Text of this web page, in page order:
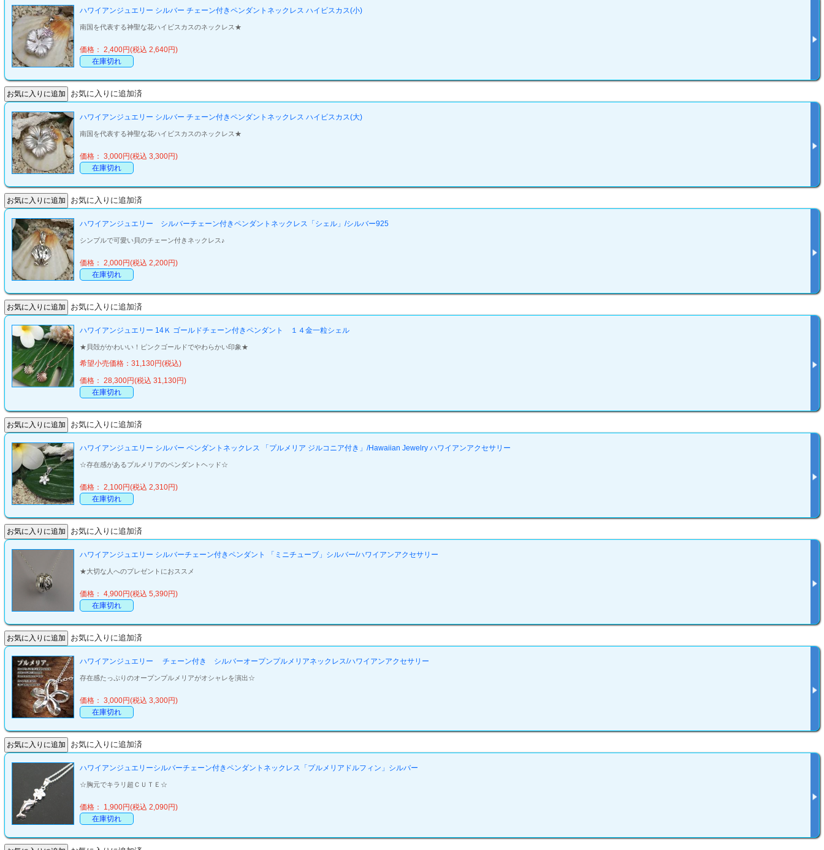
ハワイアンジュエリー シルバー チェーン付きペンダントネックレス ハイビスカス(小)
南国を代表する神聖な花ハイビスカスのネックレス★
価格： 2,400円(税込 2,640円)
在庫切れ
お気に入りに追加済
ハワイアンジュエリー シルバー チェーン付きペンダントネックレス ハイビスカス(大)
南国を代表する神聖な花ハイビスカスのネックレス★
価格： 3,000円(税込 3,300円)
在庫切れ
お気に入りに追加済
ハワイアンジュエリー シルバーチェーン付きペンダントネックレス「シェル」/シルバー925
シンプルで可愛い貝のチェーン付きネックレス♪
価格： 2,000円(税込 2,200円)
在庫切れ
お気に入りに追加済
ハワイアンジュエリー 14Ｋ ゴールドチェーン付きペンダント １４金一粒シェル
★貝殻がかわいい！ピンクゴールドでやわらかい印象★
希望小売価格：31,130円(税込)
価格： 28,300円(税込 31,130円)
在庫切れ
お気に入りに追加済
ハワイアンジュエリー シルバー ペンダントネックレス 「プルメリア ジルコニア付き」/Hawaiian Jewelry ハワイアンアクセサリー
☆存在感があるプルメリアのペンダントヘッド☆
価格： 2,100円(税込 2,310円)
在庫切れ
お気に入りに追加済
ハワイアンジュエリー シルバーチェーン付きペンダント 「ミニチューブ」シルバー/ハワイアンアクセサリー
★大切な人へのプレゼントにおススメ
価格： 4,900円(税込 5,390円)
在庫切れ
お気に入りに追加済
ハワイアンジュエリー チェーン付き シルバーオープンプルメリアネックレス/ハワイアンアクセサリー
存在感たっぷりのオープンプルメリアがオシャレを演出☆
価格： 3,000円(税込 3,300円)
在庫切れ
お気に入りに追加済
ハワイアンジュエリーシルバーチェーン付きペンダントネックレス「プルメリアドルフィン」シルバー
☆胸元でキラリ超ＣＵＴＥ☆
価格： 1,900円(税込 2,090円)
在庫切れ